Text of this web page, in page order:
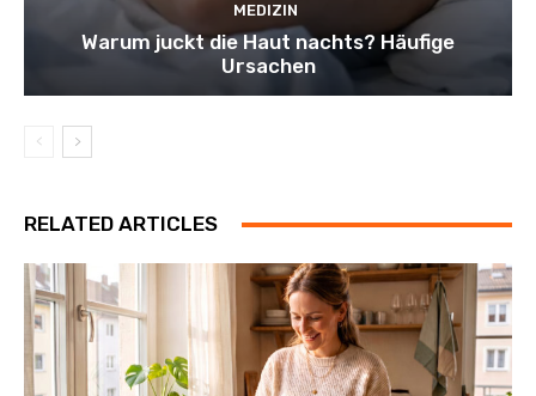
MEDIZIN
Warum juckt die Haut nachts? Häufige
Ursachen
RELATED ARTICLES